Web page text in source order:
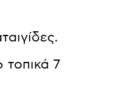
τοπικά 7